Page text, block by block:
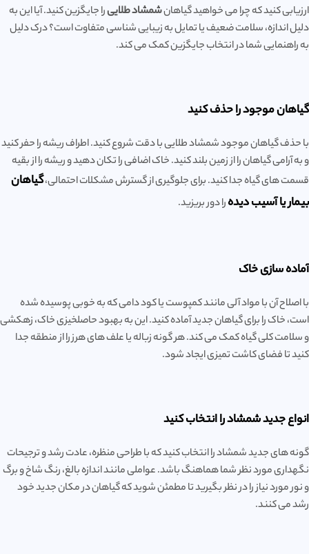
ارزیابی کنید که چرا می خواهید گیاهانشمشاد طلاییرا جایگزین کنید. آیا این به
دلیل اندازه، سلامت ضعیف یا تمایل به زیبایی شناسی متفاوت است؟ درک دلیل
به راهنمایی شما در انتخاب جایگزین کمک می کند.
گیاهان موجود را حذف کنید
با حذف گیاهان موجود شمشاد طلایی با دقت شروع کنید. اطراف ریشه را حفر کنید
و به آرامی گیاهان را از زمین بلند کنید. خاک اضافی را تکان دهید و ریشه را از بقیه
قسمت های گیاه جدا کنید. برای جلوگیری از گسترش مشکلات احتمالی،گیاهان
بیمار یا آسیب دیدهرا دور بریزید.
آماده سازی خاک
با اصلاح آن با مواد آلی مانند کمپوست یا کود دامی که به خوبی پوسیده شده
است، خاک را برای گیاهان جدید آماده کنید. این به بهبود حاصلخیزی خاک، زهکشی
و سلامت کلی گیاه کمک می کند. هر گونه زباله یا علف های هرز را از منطقه جدا
کنید تا فضای کاشت تمیزی ایجاد شود.
انواع جدید شمشاد را انتخاب کنید
گونه های جدید شمشاد را انتخاب کنید که با طراحی منظره، عادت رشد و ترجیحات
نگهداری مورد نظر شما هماهنگ باشد. عواملی مانند اندازه بالغ، رنگ شاخ و برگ
و نور مورد نیاز را در نظر بگیرید تا مطمئن شوید که گیاهان در مکان جدید خود
رشد می کنند.